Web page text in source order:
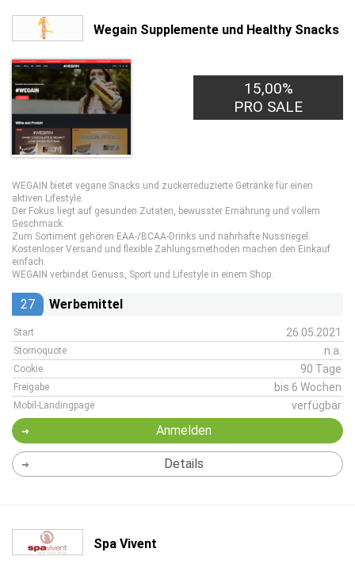
Wegain Supplemente und Healthy Snacks
15,00%
PRO SALE
WEGAIN bietet vegane Snacks und zuckerreduzierte Getränke für einen
aktiven Lifestyle.
Der Fokus liegt auf gesunden Zutaten, bewusster Ernährung und vollem
Geschmack.
Zum Sortiment gehören EAA-/BCAA-Drinks und nahrhafte Nussriegel.
Kostenloser Versand und flexible Zahlungsmethoden machen den Einkauf
einfach.
WEGAIN verbindet Genuss, Sport und Lifestyle in einem Shop.
27 Werbemittel
Start 26.05.2021
Stornoquote n.a.
Cookie 90 Tage
Freigabe bis 6 Wochen
Mobil-Landingpage verfügbar
Anmelden
Details
Spa Vivent